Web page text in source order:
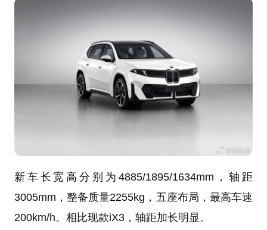
新车长宽高分别为4885/1895/1634mm，轴距
3005mm，整备质量2255kg，五座布局，最高车速
200km/h。相比现款iX3，轴距加长明显。